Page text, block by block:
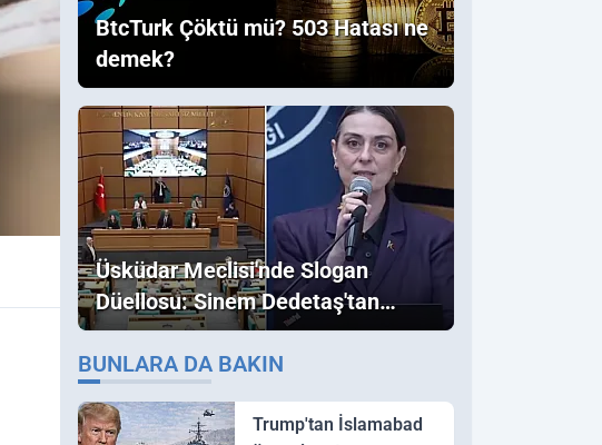
BtcTurk Çöktü mü? 503 Hatası ne
demek?
Üsküdar Meclisi'nde Slogan
Düellosu: Sinem Dedetaş'tan
Ezber Bozan "Erdoğan" ve
"İmamoğlu" Çıkışı!
BUNLARA DA BAKIN
Trump'tan İslamabad